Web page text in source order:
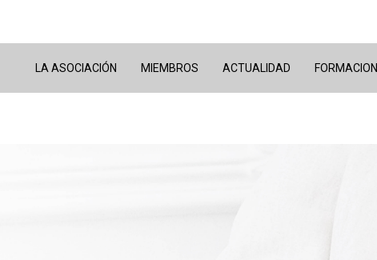
LA ASOCIACIÓN MIEMBROS ACTUALIDAD FORMACION